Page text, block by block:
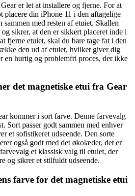
er let at installere og fjerne. For at
placere din iPhone 11 i den aftagelige
med resten af etuiet. Skallen
sikrer, at den er sikkert placeret inde i
fjerne etuiet, skal du bare tage fat i den
den ud af etuiet, hvilket giver dig
en hurtig og problemfri proces, der ikke
det magnetiske etui fra Gear
kommer i sort farve. Denne farvevalg
Sort passer godt sammen med enhver
et sofistikeret udseende. Den sorte
også godt med det økolæder, det er
et klassisk valg til etuiet, der
og sikrer et stilfuldt udseende.
farve for det magnetiske etui